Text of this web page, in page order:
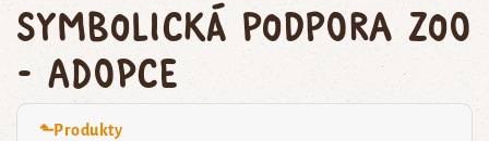
Symbolická podpora zoo
- adopce
⬑Produkty